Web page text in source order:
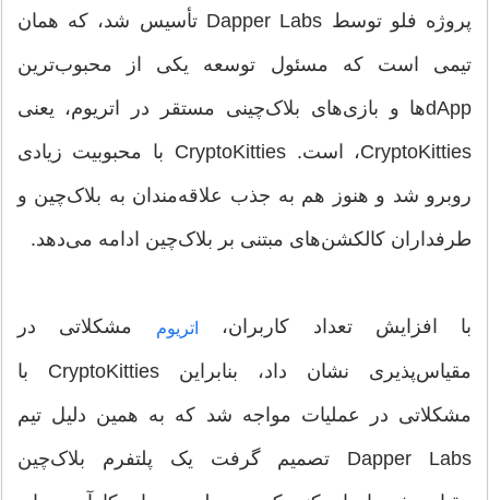
پروژه فلو توسط Dapper Labs تأسیس شد، که همان
تیمی است که مسئول توسعه یکی از محبوب‌ترین
dAppها و بازی‌های بلاک‌چینی مستقر در اتریوم، یعنی
CryptoKitties، است. CryptoKitties با محبوبیت زیادی
روبرو شد و هنوز هم به جذب علاقه‌مندان به بلاک‌چین و
طرفداران کالکشن‌های مبتنی بر بلاک‌چین ادامه می‌دهد.
با افزایش تعداد کاربران، اتریوم مشکلاتی در
مقیاس‌پذیری نشان داد، بنابراین CryptoKitties با
مشکلاتی در عملیات مواجه شد که به همین دلیل تیم
Dapper Labs تصمیم گرفت یک پلتفرم بلاک‌چین